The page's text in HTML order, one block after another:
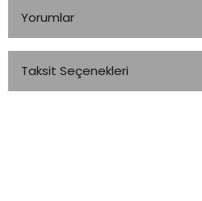
Yorumlar
Taksit Seçenekleri